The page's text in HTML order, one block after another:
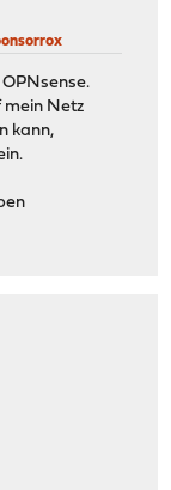
mein Netz
kann,